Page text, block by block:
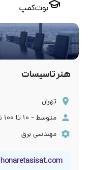
بوت‌کمپ
هنر تاسیسات
تهران
متوسط - ۱۰ تا ۱۰۰ نفر
مهندسی برق
honaretasisat.com